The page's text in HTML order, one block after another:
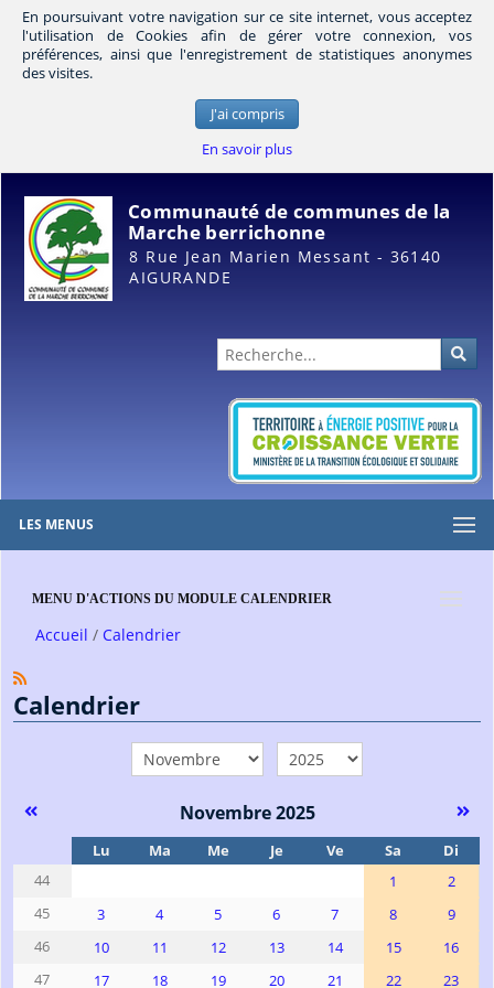
En poursuivant votre navigation sur ce site internet, vous acceptez
l'utilisation de Cookies afin de gérer votre connexion, vos
préférences, ainsi que l'enregistrement de statistiques anonymes
des visites.
J'ai compris
En savoir plus
Communauté de communes de la
Marche berrichonne
8 Rue Jean Marien Messant - 36140
AIGURANDE
LES MENUS
MENU D'ACTIONS DU MODULE CALENDRIER
Accueil Calendrier
Calendrier
mois année
Novembre 2025
Lu Ma Me Je Ve Sa
Di
44
1
2
45
3 4 5 6 7 8
9
46
10 11 12 13 14 15
16
47
17 18 19 20 21 22 23